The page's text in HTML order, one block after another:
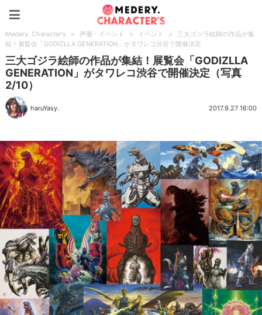
Medery. Character's > 声優・イベント > イベント >
三大ゴジラ絵師の作品が集
結！展覧会「GODIZLLA GENERATION」がタワレコ渋谷で開催決定
三大ゴジラ絵師の作品が集結！展覧会「GODIZLLA
GENERATION」がタワレコ渋谷で開催決定（写真
2/10）
haruYasy. 2017.9.27 16:00